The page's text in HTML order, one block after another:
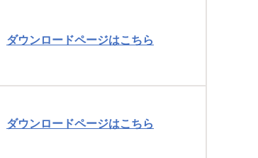
ダウンロードページはこちら
ダウンロードページはこちら